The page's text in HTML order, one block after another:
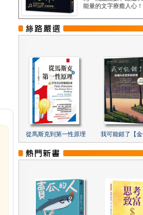
能量的文字療癒人心
從馬斯克到第一性原理 我可能錯了【